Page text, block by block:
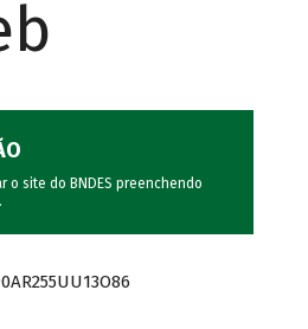
o site do BNDES preenchendo